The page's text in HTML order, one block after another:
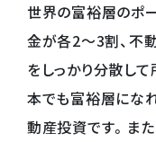
世界の富裕層のポー
金が各2〜3割、不
をしっかり分散し
本でも富裕層にな
動産投資です。また